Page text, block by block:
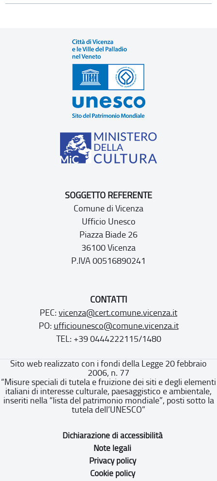
SOGGETTO REFERENTE
Comune di Vicenza
Ufficio Unesco
Piazza Biade 26
36100 Vicenza
P.IVA 00516890241
CONTATTI
PEC: vicenza@cert.comune.vicenza.it
PO: ufficiounesco@comune.vicenza.it
TEL: +39 0444222115/1480
Sito web realizzato con i fondi della Legge 20 febbraio
2006, n. 77
“Misure speciali di tutela e fruizione dei siti e degli elementi
italiani di interesse culturale, paesaggistico e ambientale,
inseriti nella “lista del patrimonio mondiale”, posti sotto la
tutela dell’UNESCO”
Dichiarazione di accessibilità
Note legali
Privacy policy
Cookie policy